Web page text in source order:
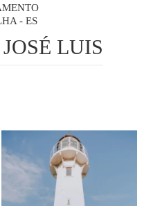
- ES
LUIS